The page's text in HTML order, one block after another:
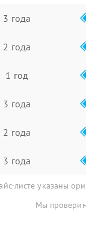
3 года
2 года
1 год
3 года
2 года
3 года
листе указаны
Мы